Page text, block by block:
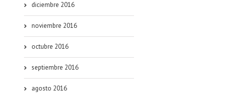
diciembre 2016
noviembre 2016
octubre 2016
septiembre 2016
agosto 2016